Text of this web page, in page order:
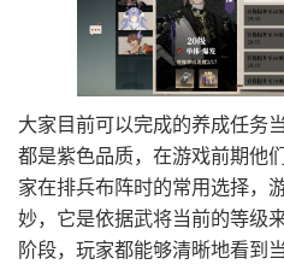
大家目前可以完成的养成任务
都是紫色品质，在游戏前期他
家在排兵布阵时的常用选择，
妙，它是依据武将当前的等级
阶段，玩家都能够清晰地看到